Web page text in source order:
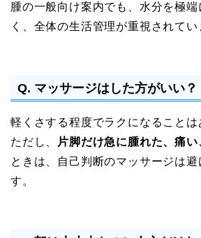
腫の一般向け案内でも、水分を極
く、全体の生活管理が重視されてい
Q. マッサージはした方がいい？
軽くさする程度でラクになることは
ただし、
片脚だけ急に腫れた、痛い
ときは、自己判断のマッサージは
す。